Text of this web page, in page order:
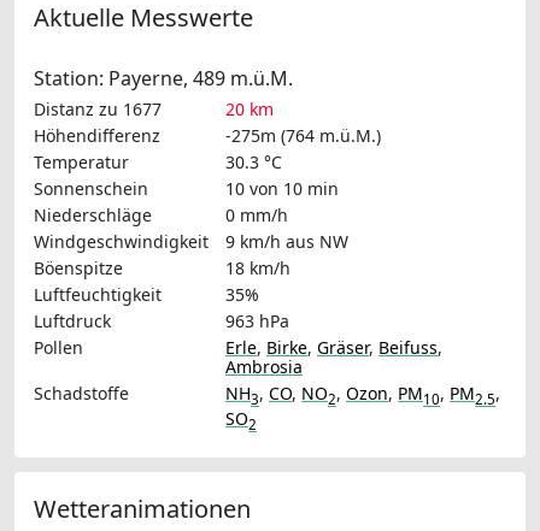
Aktuelle Messwerte
Station: Payerne, 489 m.ü.M.
Distanz zu 1677
20 km
Höhendifferenz
-275m (764 m.ü.M.)
Temperatur
30.3 °C
Sonnenschein
10 von 10 min
Niederschläge
0 mm/h
Windgeschwindigkeit
9 km/h aus NW
Böenspitze
18 km/h
Luftfeuchtigkeit
35%
Luftdruck
963 hPa
Pollen
Erle, Birke, Gräser, Beifuss,
Ambrosia
Schadstoffe
NH3, CO, NO2, Ozon, PM10, PM2.5,
SO2
Wetteranimationen